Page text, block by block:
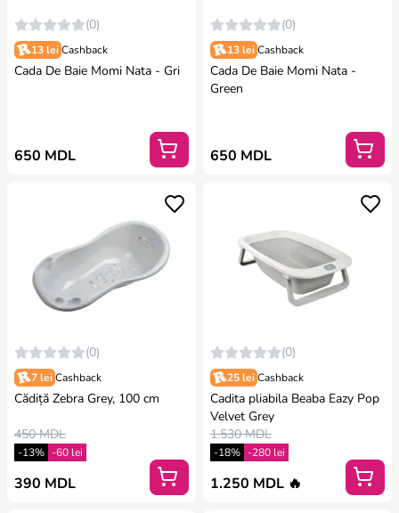
(0)
13 lei Cashback
Cada De Baie Momi Nata - Gri
650 MDL
(0)
13 lei Cashback
Cada De Baie Momi Nata -
Green
650 MDL
(0)
7 lei Cashback
Cădiță Zebra Grey, 100 cm
450 MDL
-13% -60 lei
390 MDL
(0)
25 lei Cashback
Cadita pliabila Beaba Eazy Pop
Velvet Grey
1.530 MDL
-18% -280 lei
1.250 MDL 🔥